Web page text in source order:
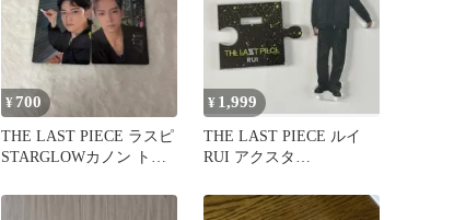
¥ 700
THE LAST PIECE ラスピ
STARGLOWカノン トレ
¥ 1,999
THE LAST PIECE ルイ
RUI アクスタ